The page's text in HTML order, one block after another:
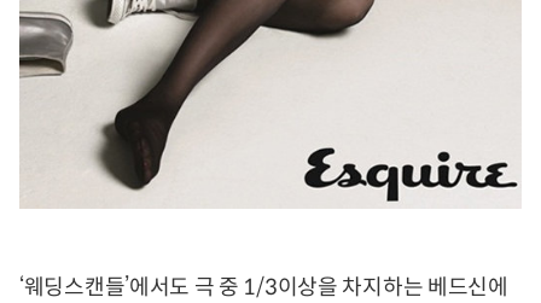
‘웨딩스캔들’에서도 극 중 1/3이상을 차지하는 베드신에